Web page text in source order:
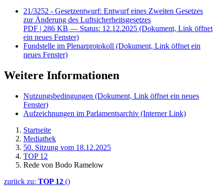
21/3252 - Gesetzentwurf: Entwurf eines Zweiten Gesetzes
zur Änderung des Luftsicherheitsgesetzes
PDF | 286 KB — Status: 12.12.2025 (Dokument, Link öffnet
ein neues Fenster)
Fundstelle im Plenarprotokoll (Dokument, Link öffnet ein
neues Fenster)
Weitere Informationen
Nutzungsbedingungen (Dokument, Link öffnet ein neues
Fenster)
Aufzeichnungen im Parlamentsarchiv (Interner Link)
Startseite
Mediathek
50. Sitzung vom 18.12.2025
TOP 12
Rede von Bodo Ramelow
zurück zu: TOP 12 ()